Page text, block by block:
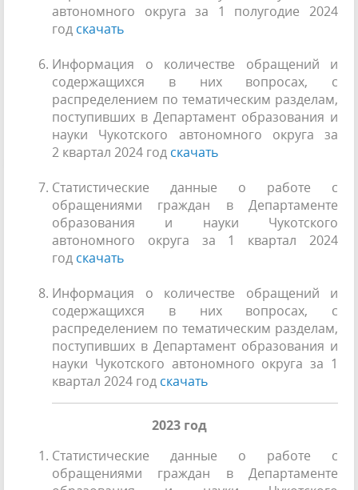
автономного округа за 1 полугодие 2024
год скачать
Информация о количестве обращений и
содержащихся в них вопросах, с
распределением по тематическим разделам,
поступивших в Департамент образования и
науки Чукотского автономного округа за
2 квартал 2024 год скачать
Статистические данные о работе с
обращениями граждан в Департаменте
образования и науки Чукотского
автономного округа за 1 квартал 2024
год скачать
Информация о количестве обращений и
содержащихся в них вопросах, с
распределением по тематическим разделам,
поступивших в Департамент образования и
науки Чукотского автономного округа за 1
квартал 2024 год скачать
2023 год
Статистические данные о работе с
обращениями граждан в Департаменте